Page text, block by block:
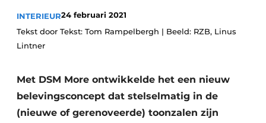
Meet the Architect.
INTERIEUR24 februari 2021
Tekst door Tekst: Tom Rampelbergh | Beeld: RZB, Linus
Lintner
Met DSM More ontwikkelde het een nieuw
belevingsconcept dat stelselmatig in de
(nieuwe of gerenoveerde) toonzalen zijn